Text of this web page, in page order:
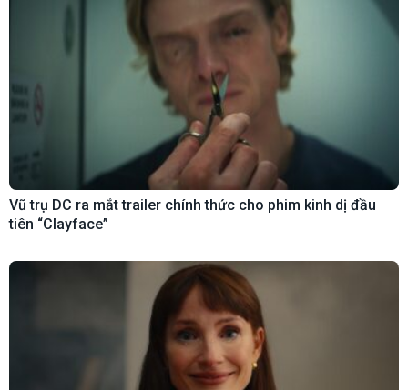
Vũ trụ DC ra mắt trailer chính thức cho phim kinh dị đầu
tiên “Clayface”